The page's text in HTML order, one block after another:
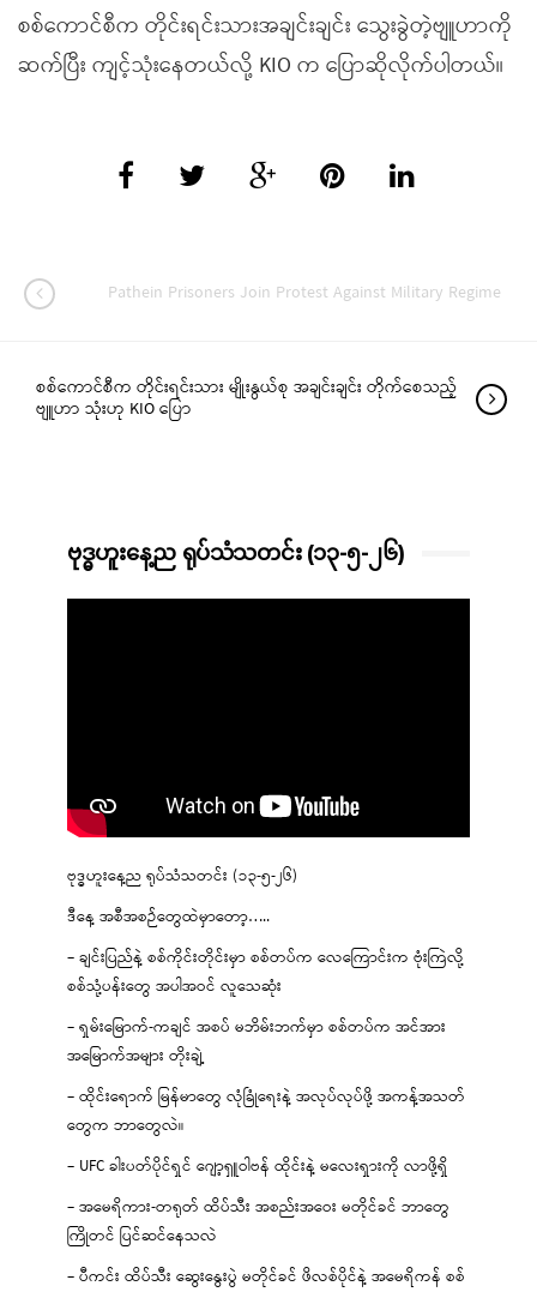
စစ်ကောင်စီက တိုင်းရင်းသားအချင်းချင်း သွေးခွဲတဲ့ဗျူဟာကို
ဆက်ပြီး ကျင့်သုံးနေတယ်လို့ KIO က ပြောဆိုလိုက်ပါတယ်။
Pathein Prisoners Join Protest Against Military Regime
စစ်ကောင်စီက တိုင်းရင်းသား မျိုးနွယ်စု အချင်းချင်း တိုက်စေသည့်
ဗျူဟာ သုံးဟု KIO ပြော
ဗုဒ္ဓဟူးနေ့ည ရုပ်သံသတင်း (၁၃-၅-၂၆)
ဗုဒ္ဓဟူးနေ့ည ရုပ်သံသတင်း (၁၃-၅-၂၆)
ဒီနေ့ အစီအစဉ်တွေထဲမှာတော့…..
– ချင်းပြည်နဲ့ စစ်ကိုင်းတိုင်းမှာ စစ်တပ်က လေကြောင်းက ဗုံးကြဲလို့
စစ်သုံ့ပန်းတွေ အပါအဝင် လူသေဆုံး
– ရှမ်းမြောက်-ကချင် အစပ် မဘိမ်းဘက်မှာ စစ်တပ်က အင်အား
အမြောက်အများ တိုးချဲ့
– ထိုင်းရောက် မြန်မာတွေ လုံခြုံရေးနဲ့ အလုပ်လုပ်ဖို့ အကန့်အသတ်
တွေက ဘာတွေလဲ။
– UFC ခါးပတ်ပိုင်ရှင် ဂျော့ရှူဝါဗန် ထိုင်းနဲ့ မလေးရှားကို လာဖို့ရှိ
– အမေရိကား-တရုတ် ထိပ်သီး အစည်းအဝေး မတိုင်ခင် ဘာတွေ
ကြိုတင် ပြင်ဆင်နေသလဲ
– ပီကင်း ထိပ်သီး ဆွေးနွေးပွဲ မတိုင်ခင် ဖိလစ်ပိုင်နဲ့ အမေရိကန် စစ်